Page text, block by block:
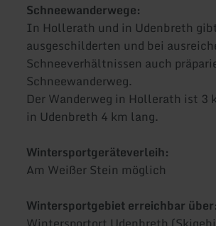
Schneewanderwege:
In Hollerath und in Udenbreth
ausgeschilderten und bei
Schneeverhältnissen auch
Schneewanderweg.
Der Wanderweg in Hollerath ist 3
in Udenbreth 4 km lang.
Wintersportgeräteverleih:
Am Weißer Stein möglich
Wintersportgebiet erreichbar über: